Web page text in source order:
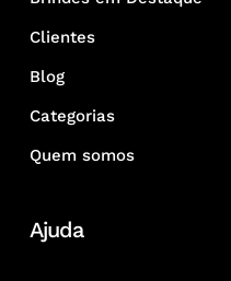
Clientes
Blog
Categorias
Quem somos
Ajuda